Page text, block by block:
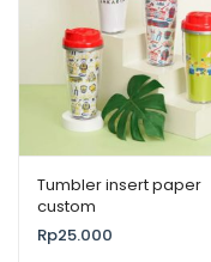
Tumbler insert paper
custom
Rp25.000